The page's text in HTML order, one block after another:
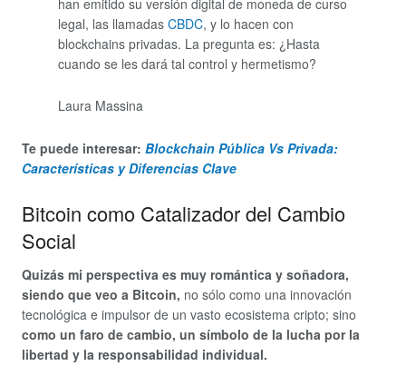
legal, las llamadas CBDC, y lo hacen con
blockchains privadas. La pregunta es: ¿Hasta
cuando se les dará tal control y hermetismo?
Laura Massina
Te puede interesar: Blockchain Pública Vs Privada:
Características y Diferencias Clave
Bitcoin como Catalizador del Cambio
Social
Quizás mi perspectiva es muy romántica y soñadora,
siendo que veo a Bitcoin, no sólo como una innovación
tecnológica e impulsor de un vasto ecosistema cripto; sino
como un faro de cambio, un símbolo de la lucha por la
libertad y la responsabilidad individual.